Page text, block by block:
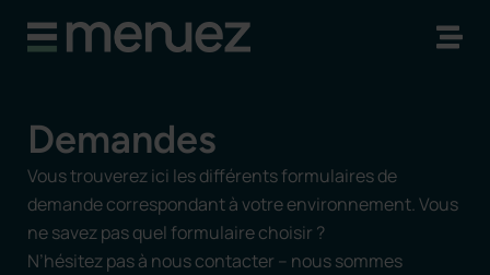
Demandes
Vous trouverez ici les différents formulaires de
demande correspondant à votre environnement. Vous
ne savez pas quel formulaire choisir ?
N’hésitez pas à nous contacter – nous sommes